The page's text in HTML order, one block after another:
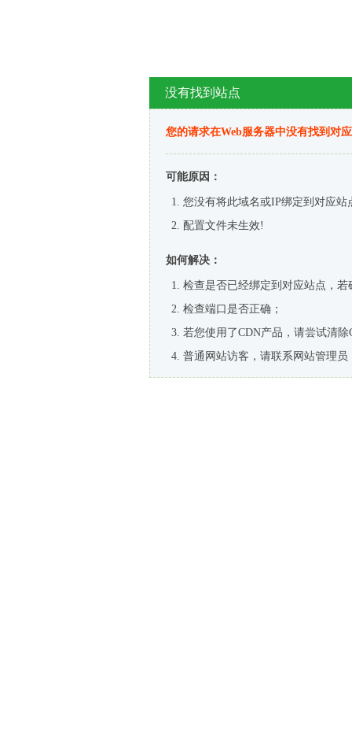
没有找到站点
您的请求在Web服务器中没有找到对
可能原因：
您没有将此域名或IP绑定到对应站
配置文件未生效!
如何解决：
检查是否已经绑定到对应站点，
检查端口是否正确；
若您使用了CDN产品，请尝试清除
普通网站访客，请联系网站管理员